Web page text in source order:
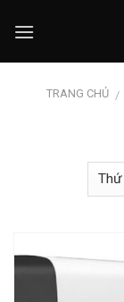
TRANG CHỦ /